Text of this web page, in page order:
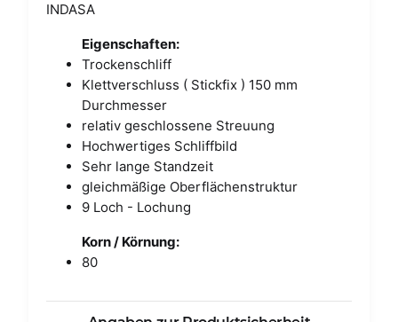
INDASA
Eigenschaften:
Trockenschliff
Klettverschluss ( Stickfix ) 150 mm
Durchmesser
relativ geschlossene Streuung
Hochwertiges Schliffbild
Sehr lange Standzeit
gleichmäßige Oberflächenstruktur
9 Loch - Lochung
Korn / Körnung:
80